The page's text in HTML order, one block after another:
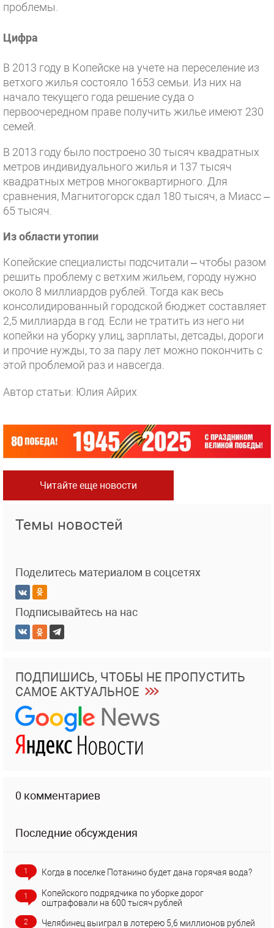
проблемы.
Цифра
В 2013 году в Копейске на учете на переселение из
ветхого жилья состояло 1653 семьи. Из них на
начало текущего года решение суда о
первоочередном праве получить жилье имеют 230
семей.
В 2013 году было построено 30 тысяч квадратных
метров индивидуального жилья и 137 тысяч
квадратных метров многоквартирного. Для
сравнения, Магнитогорск сдал 180 тысяч, а Миасс –
65 тысяч.
Из области утопии
Копейские специалисты подсчитали – чтобы разом
решить проблему с ветхим жильем, городу нужно
около 8 миллиардов рублей. Тогда как весь
консолидированный городской бюджет составляет
2,5 миллиарда в год. Если не тратить из него ни
копейки на уборку улиц, зарплаты, детсады, дороги
и прочие нужды, то за пару лет можно покончить с
этой проблемой раз и навсегда.
Автор статьи: Юлия Айрих
Читайте еще новости
Темы новостей
Поделитесь материалом в соцсетях
Подписывайтесь на нас
ПОДПИШИСЬ, ЧТОБЫ НЕ ПРОПУСТИТЬ
САМОЕ АКТУАЛЬНОЕ
0 комментариев
Последние обсуждения
1 Когда в поселке Потанино будет дана горячая вода?
1
Копейского подрядчика по уборке дорог
оштрафовали на 600 тысяч рублей
2 Челябинец выиграл в лотерею 5,6 миллионов рублей